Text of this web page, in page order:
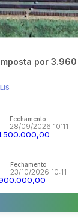
por
Fechamento
28/09/2026 10:11
Fechamento
23/10/2026 10:11